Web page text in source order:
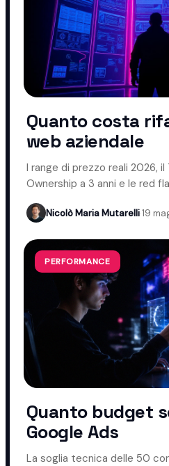
Quanto costa
web aziendale
I range di prezzo reali 2026,
Ownership a 3 anni e le red
bassi.
Nicolò Maria Mutarelli·19
PERFORMANCE
Quanto budget
Google Ads
La soglia tecnica delle 50